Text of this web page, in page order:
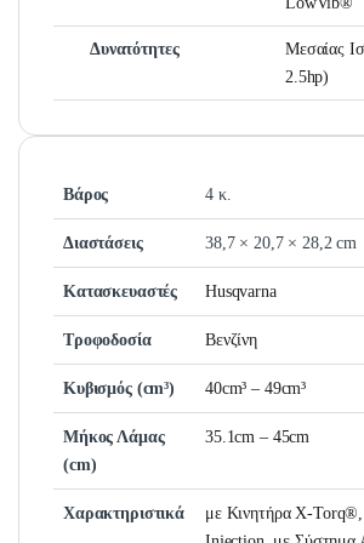
Δυνατότητες
Μεσαίας
2.5hp)
Βάρος 4 κ.
Διαστάσεις 38,7 × 20,7 × 28,2 cm
Κατασκευαστές Husqvarna
Τροφοδοσία Βενζίνη
Κυβισμός (cm³) 40cm³ – 49cm³
Μήκος Λάμας
(cm)
35.1cm – 45cm
Χαρακτηριστικά
με Κινητήρα X-